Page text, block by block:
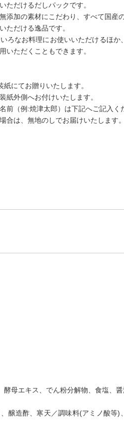
ただけるだしパックです。
添加の素材にこだわり、すべて国産
ただける逸品です。
ろなお料理にお使いいただけるほ
いただくこともできます。
にてお贈りいたします。
紙外側へお付けいたします。
前（例:焼津太郎）は下記へご記入く
合は、無地のしでお届けいたします。
母エキス、でん粉分解物、食塩、
醸造酢、寒天／調味料(アミノ酸等